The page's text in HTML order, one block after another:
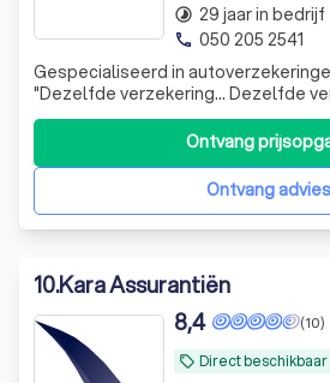
Gespecialiseerd in
"Dezelfde verzekering... Dezelfde
goedkoper dan rechtstreeks bij de
Laagste premie door
inzittenden zijn gratis meeverzekerd...
Ontvang advies
Ontvang
timelapse 29 jaar in bedrijf
phone 050 205 2541
10.Kara Assurantiën
local_offer Direct beschikbaar
(10)
8,4